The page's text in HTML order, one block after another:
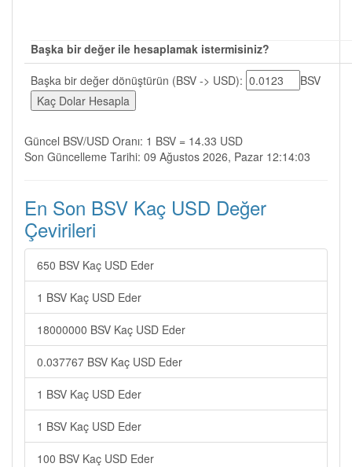
Başka bir değer ile hesaplamak istermisiniz?
Başka bir değer dönüştürün (BSV -> USD):
BSV
Güncel BSV/USD Oranı: 1 BSV = 14.33 USD
Son Güncelleme Tarihi: 09 Ağustos 2026, Pazar 12:14:03
En Son BSV Kaç USD Değer
Çevirileri
650 BSV Kaç USD Eder
1 BSV Kaç USD Eder
18000000 BSV Kaç USD Eder
0.037767 BSV Kaç USD Eder
1 BSV Kaç USD Eder
1 BSV Kaç USD Eder
100 BSV Kaç USD Eder